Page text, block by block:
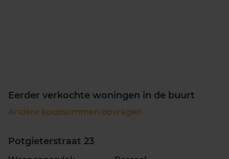
Eerder verkochte woningen in de buurt
Andere koopsommen opvragen
Potgieterstraat 23